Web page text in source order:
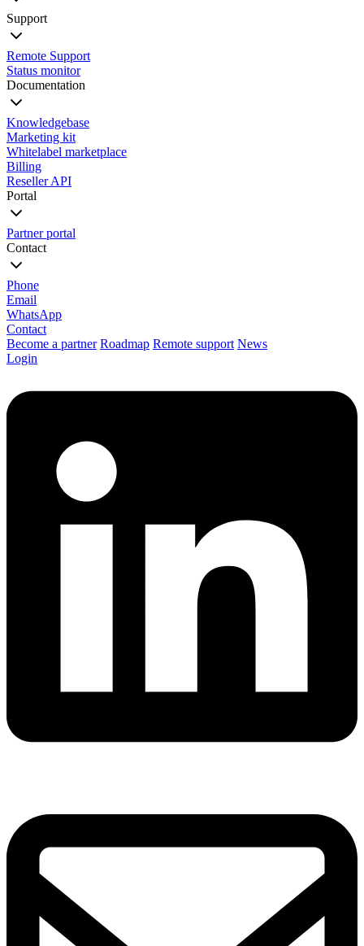
Support
Remote Support
Status monitor
Documentation
Knowledgebase
Marketing kit
Whitelabel marketplace
Billing
Reseller API
Portal
Partner portal
Contact
Phone
Email
WhatsApp
Contact
Become a partner Roadmap Remote support News
Login